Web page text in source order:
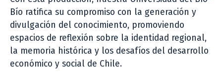
Bío ratifica su compromiso con la generación y
divulgación del conocimiento, promoviendo
espacios de reflexión sobre la identidad regional,
la memoria histórica y los desafíos del desarrollo
económico y social de Chile.